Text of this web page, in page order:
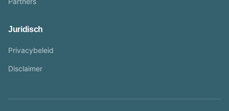
Juridisch
Privacybeleid
Disclaimer